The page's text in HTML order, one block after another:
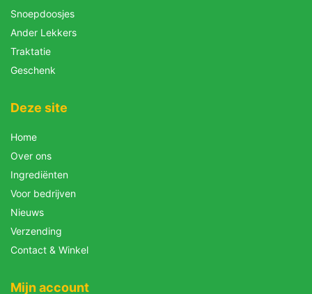
Snoepdoosjes
Ander Lekkers
Traktatie
Geschenk
Deze site
Home
Over ons
Ingrediënten
Voor bedrijven
Nieuws
Verzending
Contact & Winkel
Mijn account